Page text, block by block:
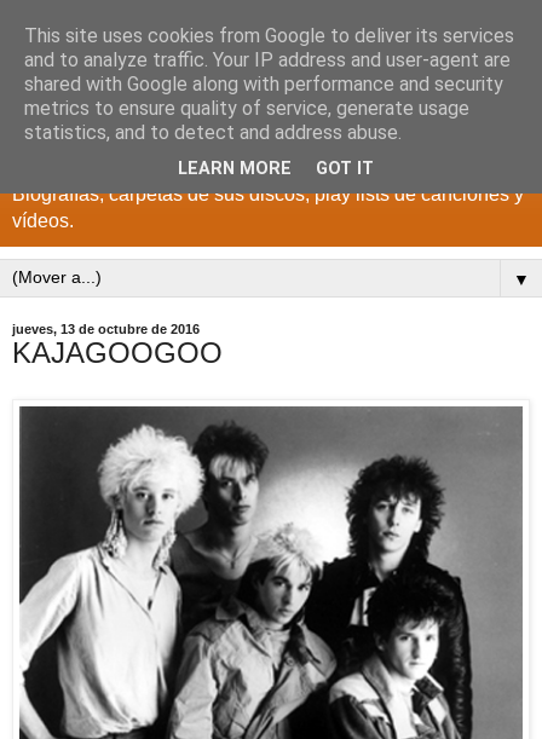
DISCOS PARA EL
RECUERDO
CANTANTES Y GRUPOS DE LOS AÑOS 1950 a 2022.
Biografías, carpetas de sus discos, play lists de canciones y
vídeos.
▼
jueves, 13 de octubre de 2016
KAJAGOOGOO
This site uses cookies from Google to deliver its services
and to analyze traffic. Your IP address and user-agent are
shared with Google along with performance and security
metrics to ensure quality of service, generate usage
statistics, and to detect and address abuse.
LEARN MORE GOT IT